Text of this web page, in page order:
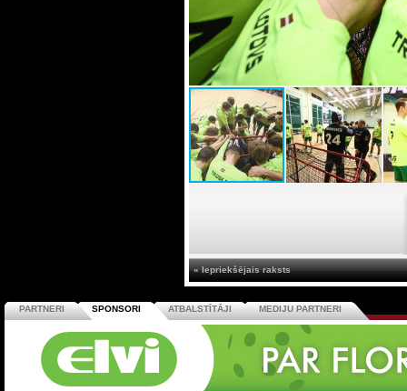
« Iepriekšējais raksts
PARTNERI SPONSORI ATBALSTĪTĀJI MEDIJU PARTNERI